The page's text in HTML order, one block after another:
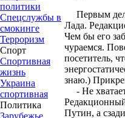
политики
Спецслужбы в
смокинге
Терроризм
Спорт
Спортивная
жизнь
Украина
спортивная
Политика
Зарубежье
Первым
Лада.
Чем бы его
чураемся.
посетитель,
знаю.)
- Не хватает
Путин, а